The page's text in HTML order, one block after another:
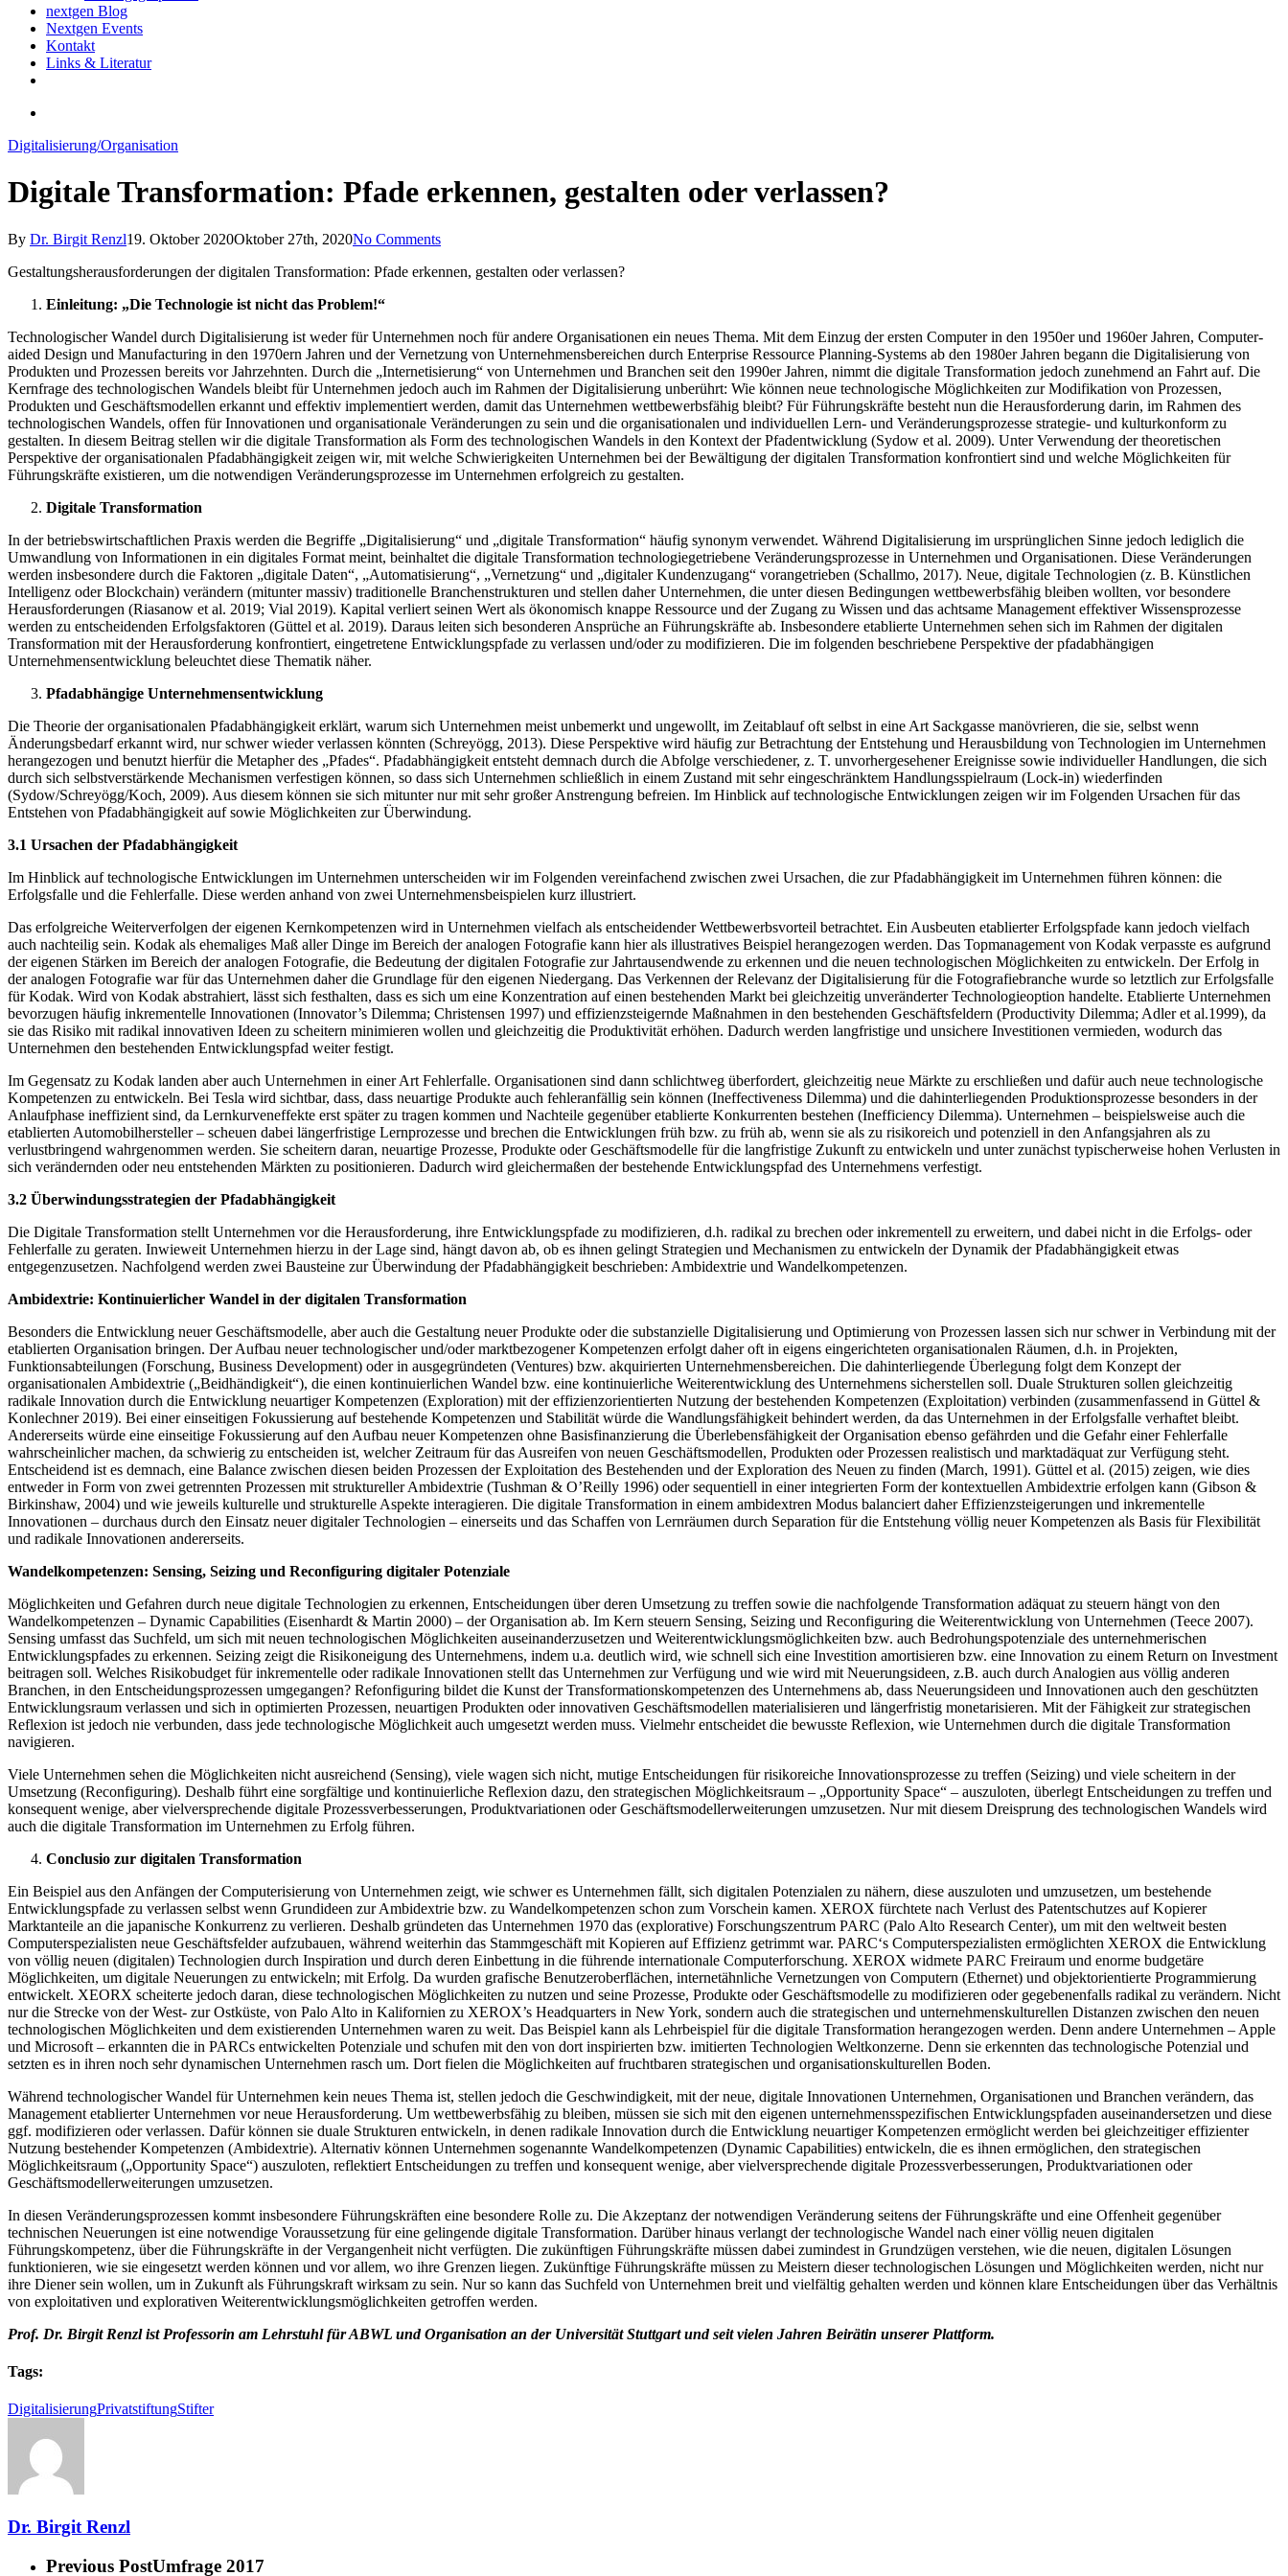
nextgen Blog
Nextgen Events
Kontakt
Links & Literatur
Digitalisierung/Organisation
Digitale Transformation: Pfade erkennen, gestalten oder verlassen?
By Dr. Birgit Renzl19. Oktober 2020Oktober 27th, 2020No Comments
Gestaltungsherausforderungen der digitalen Transformation: Pfade erkennen, gestalten oder verlassen?
Einleitung: „Die Technologie ist nicht das Problem!“
Technologischer Wandel durch Digitalisierung ist weder für Unternehmen noch für andere Organisationen ein neues Thema. Mit dem Einzug der ersten Computer in den 1950er und 1960er Jahren, Computer-
aided Design und Manufacturing in den 1970ern Jahren und der Vernetzung von Unternehmensbereichen durch Enterprise Ressource Planning-Systems ab den 1980er Jahren begann die Digitalisierung von
Produkten und Prozessen bereits vor Jahrzehnten. Durch die „Internetisierung“ von Unternehmen und Branchen seit den 1990er Jahren, nimmt die digitale Transformation jedoch zunehmend an Fahrt auf. Die
Kernfrage des technologischen Wandels bleibt für Unternehmen jedoch auch im Rahmen der Digitalisierung unberührt: Wie können neue technologische Möglichkeiten zur Modifikation von Prozessen,
Produkten und Geschäftsmodellen erkannt und effektiv implementiert werden, damit das Unternehmen wettbewerbsfähig bleibt? Für Führungskräfte besteht nun die Herausforderung darin, im Rahmen des
technologischen Wandels, offen für Innovationen und organisationale Veränderungen zu sein und die organisationalen und individuellen Lern- und Veränderungsprozesse strategie- und kulturkonform zu
gestalten. In diesem Beitrag stellen wir die digitale Transformation als Form des technologischen Wandels in den Kontext der Pfadentwicklung (Sydow et al. 2009). Unter Verwendung der theoretischen
Perspektive der organisationalen Pfadabhängigkeit zeigen wir, mit welche Schwierigkeiten Unternehmen bei der Bewältigung der digitalen Transformation konfrontiert sind und welche Möglichkeiten für
Führungskräfte existieren, um die notwendigen Veränderungsprozesse im Unternehmen erfolgreich zu gestalten.
Digitale Transformation
In der betriebswirtschaftlichen Praxis werden die Begriffe „Digitalisierung“ und „digitale Transformation“ häufig synonym verwendet. Während Digitalisierung im ursprünglichen Sinne jedoch lediglich die
Umwandlung von Informationen in ein digitales Format meint, beinhaltet die digitale Transformation technologiegetriebene Veränderungsprozesse in Unternehmen und Organisationen. Diese Veränderungen
werden insbesondere durch die Faktoren „digitale Daten“, „Automatisierung“, „Vernetzung“ und „digitaler Kundenzugang“ vorangetrieben (Schallmo, 2017). Neue, digitale Technologien (z. B. Künstlichen
Intelligenz oder Blockchain) verändern (mitunter massiv) traditionelle Branchenstrukturen und stellen daher Unternehmen, die unter diesen Bedingungen wettbewerbsfähig bleiben wollten, vor besondere
Herausforderungen (Riasanow et al. 2019; Vial 2019). Kapital verliert seinen Wert als ökonomisch knappe Ressource und der Zugang zu Wissen und das achtsame Management effektiver Wissensprozesse
werden zu entscheidenden Erfolgsfaktoren (Güttel et al. 2019). Daraus leiten sich besonderen Ansprüche an Führungskräfte ab. Insbesondere etablierte Unternehmen sehen sich im Rahmen der digitalen
Transformation mit der Herausforderung konfrontiert, eingetretene Entwicklungspfade zu verlassen und/oder zu modifizieren. Die im folgenden beschriebene Perspektive der pfadabhängigen
Unternehmensentwicklung beleuchtet diese Thematik näher.
Pfadabhängige Unternehmensentwicklung
Die Theorie der organisationalen Pfadabhängigkeit erklärt, warum sich Unternehmen meist unbemerkt und ungewollt, im Zeitablauf oft selbst in eine Art Sackgasse manövrieren, die sie, selbst wenn
Änderungsbedarf erkannt wird, nur schwer wieder verlassen könnten (Schreyögg, 2013). Diese Perspektive wird häufig zur Betrachtung der Entstehung und Herausbildung von Technologien im Unternehmen
herangezogen und benutzt hierfür die Metapher des „Pfades“. Pfadabhängigkeit entsteht demnach durch die Abfolge verschiedener, z. T. unvorhergesehener Ereignisse sowie individueller Handlungen, die sich
durch sich selbstverstärkende Mechanismen verfestigen können, so dass sich Unternehmen schließlich in einem Zustand mit sehr eingeschränktem Handlungsspielraum (Lock-in) wiederfinden
(Sydow/Schreyögg/Koch, 2009). Aus diesem können sie sich mitunter nur mit sehr großer Anstrengung befreien. Im Hinblick auf technologische Entwicklungen zeigen wir im Folgenden Ursachen für das
Entstehen von Pfadabhängigkeit auf sowie Möglichkeiten zur Überwindung.
3.1 Ursachen der Pfadabhängigkeit
Im Hinblick auf technologische Entwicklungen im Unternehmen unterscheiden wir im Folgenden vereinfachend zwischen zwei Ursachen, die zur Pfadabhängigkeit im Unternehmen führen können: die
Erfolgsfalle und die Fehlerfalle. Diese werden anhand von zwei Unternehmensbeispielen kurz illustriert.
Das erfolgreiche Weiterverfolgen der eigenen Kernkompetenzen wird in Unternehmen vielfach als entscheidender Wettbewerbsvorteil betrachtet. Ein Ausbeuten etablierter Erfolgspfade kann jedoch vielfach
auch nachteilig sein. Kodak als ehemaliges Maß aller Dinge im Bereich der analogen Fotografie kann hier als illustratives Beispiel herangezogen werden. Das Topmanagement von Kodak verpasste es aufgrund
der eigenen Stärken im Bereich der analogen Fotografie, die Bedeutung der digitalen Fotografie zur Jahrtausendwende zu erkennen und die neuen technologischen Möglichkeiten zu entwickeln. Der Erfolg in
der analogen Fotografie war für das Unternehmen daher die Grundlage für den eigenen Niedergang. Das Verkennen der Relevanz der Digitalisierung für die Fotografiebranche wurde so letztlich zur Erfolgsfalle
für Kodak. Wird von Kodak abstrahiert, lässt sich festhalten, dass es sich um eine Konzentration auf einen bestehenden Markt bei gleichzeitig unveränderter Technologieoption handelte. Etablierte Unternehmen
bevorzugen häufig inkrementelle Innovationen (Innovator’s Dilemma; Christensen 1997) und effizienzsteigernde Maßnahmen in den bestehenden Geschäftsfeldern (Productivity Dilemma; Adler et al.1999), da
sie das Risiko mit radikal innovativen Ideen zu scheitern minimieren wollen und gleichzeitig die Produktivität erhöhen. Dadurch werden langfristige und unsichere Investitionen vermieden, wodurch das
Unternehmen den bestehenden Entwicklungspfad weiter festigt.
Im Gegensatz zu Kodak landen aber auch Unternehmen in einer Art Fehlerfalle. Organisationen sind dann schlichtweg überfordert, gleichzeitig neue Märkte zu erschließen und dafür auch neue technologische
Kompetenzen zu entwickeln. Bei Tesla wird sichtbar, dass, dass neuartige Produkte auch fehleranfällig sein können (Ineffectiveness Dilemma) und die dahinterliegenden Produktionsprozesse besonders in der
Anlaufphase ineffizient sind, da Lernkurveneffekte erst später zu tragen kommen und Nachteile gegenüber etablierte Konkurrenten bestehen (Inefficiency Dilemma). Unternehmen – beispielsweise auch die
etablierten Automobilhersteller – scheuen dabei längerfristige Lernprozesse und brechen die Entwicklungen früh bzw. zu früh ab, wenn sie als zu risikoreich und potenziell in den Anfangsjahren als zu
verlustbringend wahrgenommen werden. Sie scheitern daran, neuartige Prozesse, Produkte oder Geschäftsmodelle für die langfristige Zukunft zu entwickeln und unter zunächst typischerweise hohen Verlusten in
sich verändernden oder neu entstehenden Märkten zu positionieren. Dadurch wird gleichermaßen der bestehende Entwicklungspfad des Unternehmens verfestigt.
3.2 Überwindungsstrategien der Pfadabhängigkeit
Die Digitale Transformation stellt Unternehmen vor die Herausforderung, ihre Entwicklungspfade zu modifizieren, d.h. radikal zu brechen oder inkrementell zu erweitern, und dabei nicht in die Erfolgs- oder
Fehlerfalle zu geraten. Inwieweit Unternehmen hierzu in der Lage sind, hängt davon ab, ob es ihnen gelingt Strategien und Mechanismen zu entwickeln der Dynamik der Pfadabhängigkeit etwas
entgegenzusetzen. Nachfolgend werden zwei Bausteine zur Überwindung der Pfadabhängigkeit beschrieben: Ambidextrie und Wandelkompetenzen.
Ambidextrie: Kontinuierlicher Wandel in der digitalen Transformation
Besonders die Entwicklung neuer Geschäftsmodelle, aber auch die Gestaltung neuer Produkte oder die substanzielle Digitalisierung und Optimierung von Prozessen lassen sich nur schwer in Verbindung mit der
etablierten Organisation bringen. Der Aufbau neuer technologischer und/oder marktbezogener Kompetenzen erfolgt daher oft in eigens eingerichteten organisationalen Räumen, d.h. in Projekten,
Funktionsabteilungen (Forschung, Business Development) oder in ausgegründeten (Ventures) bzw. akquirierten Unternehmensbereichen. Die dahinterliegende Überlegung folgt dem Konzept der
organisationalen Ambidextrie („Beidhändigkeit“), die einen kontinuierlichen Wandel bzw. eine kontinuierliche Weiterentwicklung des Unternehmens sicherstellen soll. Duale Strukturen sollen gleichzeitig
radikale Innovation durch die Entwicklung neuartiger Kompetenzen (Exploration) mit der effizienzorientierten Nutzung der bestehenden Kompetenzen (Exploitation) verbinden (zusammenfassend in Güttel &
Konlechner 2019). Bei einer einseitigen Fokussierung auf bestehende Kompetenzen und Stabilität würde die Wandlungsfähigkeit behindert werden, da das Unternehmen in der Erfolgsfalle verhaftet bleibt.
Andererseits würde eine einseitige Fokussierung auf den Aufbau neuer Kompetenzen ohne Basisfinanzierung die Überlebensfähigkeit der Organisation ebenso gefährden und die Gefahr einer Fehlerfalle
wahrscheinlicher machen, da schwierig zu entscheiden ist, welcher Zeitraum für das Ausreifen von neuen Geschäftsmodellen, Produkten oder Prozessen realistisch und marktadäquat zur Verfügung steht.
Entscheidend ist es demnach, eine Balance zwischen diesen beiden Prozessen der Exploitation des Bestehenden und der Exploration des Neuen zu finden (March, 1991). Güttel et al. (2015) zeigen, wie dies
entweder in Form von zwei getrennten Prozessen mit struktureller Ambidextrie (Tushman & O’Reilly 1996) oder sequentiell in einer integrierten Form der kontextuellen Ambidextrie erfolgen kann (Gibson &
Birkinshaw, 2004) und wie jeweils kulturelle und strukturelle Aspekte interagieren. Die digitale Transformation in einem ambidextren Modus balanciert daher Effizienzsteigerungen und inkrementelle
Innovationen – durchaus durch den Einsatz neuer digitaler Technologien – einerseits und das Schaffen von Lernräumen durch Separation für die Entstehung völlig neuer Kompetenzen als Basis für Flexibilität
und radikale Innovationen andererseits.
Wandelkompetenzen: Sensing, Seizing und Reconfiguring digitaler Potenziale
Möglichkeiten und Gefahren durch neue digitale Technologien zu erkennen, Entscheidungen über deren Umsetzung zu treffen sowie die nachfolgende Transformation adäquat zu steuern hängt von den
Wandelkompetenzen – Dynamic Capabilities (Eisenhardt & Martin 2000) – der Organisation ab. Im Kern steuern Sensing, Seizing und Reconfiguring die Weiterentwicklung von Unternehmen (Teece 2007).
Sensing umfasst das Suchfeld, um sich mit neuen technologischen Möglichkeiten auseinanderzusetzen und Weiterentwicklungsmöglichkeiten bzw. auch Bedrohungspotenziale des unternehmerischen
Entwicklungspfades zu erkennen. Seizing zeigt die Risikoneigung des Unternehmens, indem u.a. deutlich wird, wie schnell sich eine Investition amortisieren bzw. eine Innovation zu einem Return on Investment
beitragen soll. Welches Risikobudget für inkrementelle oder radikale Innovationen stellt das Unternehmen zur Verfügung und wie wird mit Neuerungsideen, z.B. auch durch Analogien aus völlig anderen
Branchen, in den Entscheidungsprozessen umgegangen? Refonfiguring bildet die Kunst der Transformationskompetenzen des Unternehmens ab, dass Neuerungsideen und Innovationen auch den geschützten
Entwicklungsraum verlassen und sich in optimierten Prozessen, neuartigen Produkten oder innovativen Geschäftsmodellen materialisieren und längerfristig monetarisieren. Mit der Fähigkeit zur strategischen
Reflexion ist jedoch nie verbunden, dass jede technologische Möglichkeit auch umgesetzt werden muss. Vielmehr entscheidet die bewusste Reflexion, wie Unternehmen durch die digitale Transformation
navigieren.
Viele Unternehmen sehen die Möglichkeiten nicht ausreichend (Sensing), viele wagen sich nicht, mutige Entscheidungen für risikoreiche Innovationsprozesse zu treffen (Seizing) und viele scheitern in der
Umsetzung (Reconfiguring). Deshalb führt eine sorgfältige und kontinuierliche Reflexion dazu, den strategischen Möglichkeitsraum – „Opportunity Space“ – auszuloten, überlegt Entscheidungen zu treffen und
konsequent wenige, aber vielversprechende digitale Prozessverbesserungen, Produktvariationen oder Geschäftsmodellerweiterungen umzusetzen. Nur mit diesem Dreisprung des technologischen Wandels wird
auch die digitale Transformation im Unternehmen zu Erfolg führen.
Conclusio zur digitalen Transformation
Ein Beispiel aus den Anfängen der Computerisierung von Unternehmen zeigt, wie schwer es Unternehmen fällt, sich digitalen Potenzialen zu nähern, diese auszuloten und umzusetzen, um bestehende
Entwicklungspfade zu verlassen selbst wenn Grundideen zur Ambidextrie bzw. zu Wandelkompetenzen schon zum Vorschein kamen. XEROX fürchtete nach Verlust des Patentschutzes auf Kopierer
Marktanteile an die japanische Konkurrenz zu verlieren. Deshalb gründeten das Unternehmen 1970 das (explorative) Forschungszentrum PARC (Palo Alto Research Center), um mit den weltweit besten
Computerspezialisten neue Geschäftsfelder aufzubauen, während weiterhin das Stammgeschäft mit Kopieren auf Effizienz getrimmt war. PARC‘s Computerspezialisten ermöglichten XEROX die Entwicklung
von völlig neuen (digitalen) Technologien durch Inspiration und durch deren Einbettung in die führende internationale Computerforschung. XEROX widmete PARC Freiraum und enorme budgetäre
Möglichkeiten, um digitale Neuerungen zu entwickeln; mit Erfolg. Da wurden grafische Benutzeroberflächen, internetähnliche Vernetzungen von Computern (Ethernet) und objektorientierte Programmierung
entwickelt. XEORX scheiterte jedoch daran, diese technologischen Möglichkeiten zu nutzen und seine Prozesse, Produkte oder Geschäftsmodelle zu modifizieren oder gegebenenfalls radikal zu verändern. Nicht
nur die Strecke von der West- zur Ostküste, von Palo Alto in Kalifornien zu XEROX’s Headquarters in New York, sondern auch die strategischen und unternehmenskulturellen Distanzen zwischen den neuen
technologischen Möglichkeiten und dem existierenden Unternehmen waren zu weit. Das Beispiel kann als Lehrbeispiel für die digitale Transformation herangezogen werden. Denn andere Unternehmen – Apple
und Microsoft – erkannten die in PARCs entwickelten Potenziale und schufen mit den von dort inspirierten bzw. imitierten Technologien Weltkonzerne. Denn sie erkennten das technologische Potenzial und
setzten es in ihren noch sehr dynamischen Unternehmen rasch um. Dort fielen die Möglichkeiten auf fruchtbaren strategischen und organisationskulturellen Boden.
Während technologischer Wandel für Unternehmen kein neues Thema ist, stellen jedoch die Geschwindigkeit, mit der neue, digitale Innovationen Unternehmen, Organisationen und Branchen verändern, das
Management etablierter Unternehmen vor neue Herausforderung. Um wettbewerbsfähig zu bleiben, müssen sie sich mit den eigenen unternehmensspezifischen Entwicklungspfaden auseinandersetzen und diese
ggf. modifizieren oder verlassen. Dafür können sie duale Strukturen entwickeln, in denen radikale Innovation durch die Entwicklung neuartiger Kompetenzen ermöglicht werden bei gleichzeitiger effizienter
Nutzung bestehender Kompetenzen (Ambidextrie). Alternativ können Unternehmen sogenannte Wandelkompetenzen (Dynamic Capabilities) entwickeln, die es ihnen ermöglichen, den strategischen
Möglichkeitsraum („Opportunity Space“) auszuloten, reflektiert Entscheidungen zu treffen und konsequent wenige, aber vielversprechende digitale Prozessverbesserungen, Produktvariationen oder
Geschäftsmodellerweiterungen umzusetzen.
In diesen Veränderungsprozessen kommt insbesondere Führungskräften eine besondere Rolle zu. Die Akzeptanz der notwendigen Veränderung seitens der Führungskräfte und eine Offenheit gegenüber
technischen Neuerungen ist eine notwendige Voraussetzung für eine gelingende digitale Transformation. Darüber hinaus verlangt der technologische Wandel nach einer völlig neuen digitalen
Führungskompetenz, über die Führungskräfte in der Vergangenheit nicht verfügten. Die zukünftigen Führungskräfte müssen dabei zumindest in Grundzügen verstehen, wie die neuen, digitalen Lösungen
funktionieren, wie sie eingesetzt werden können und vor allem, wo ihre Grenzen liegen. Zukünftige Führungskräfte müssen zu Meistern dieser technologischen Lösungen und Möglichkeiten werden, nicht nur
ihre Diener sein wollen, um in Zukunft als Führungskraft wirksam zu sein. Nur so kann das Suchfeld von Unternehmen breit und vielfältig gehalten werden und können klare Entscheidungen über das Verhältnis
von exploitativen und explorativen Weiterentwicklungsmöglichkeiten getroffen werden.
Prof. Dr. Birgit Renzl ist Professorin am Lehrstuhl für ABWL und Organisation an der Universität Stuttgart und seit vielen Jahren Beirätin unserer Plattform.
Tags:
DigitalisierungPrivatstiftungStifter
Dr. Birgit Renzl
Previous PostUmfrage 2017